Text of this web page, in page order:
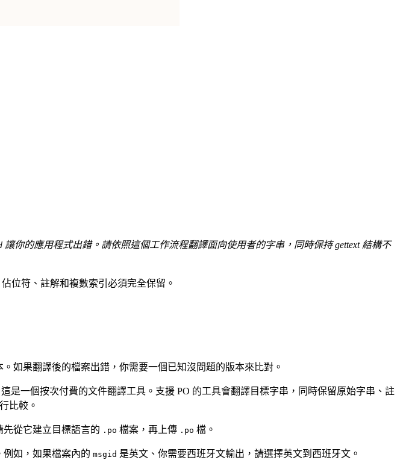
讓你的應用程式出錯。請依照這個工作流程翻譯面向使用者的字串，同時保持 gettext 結構不
位符、註解和複數索引必須完全保留。
如果翻譯後的檔案出錯，你需要一個已知沒問題的版本來比對。
是一個按次付費的文件翻譯工具。支援 PO 的工具會翻譯目標字串，同時保留原始字串、註
比較。
先從它建立目標語言的 .po 檔案，再上傳 .po 檔。
如，如果檔案內的 msgid 是英文、你需要西班牙文輸出，請選擇英文到西班牙文。